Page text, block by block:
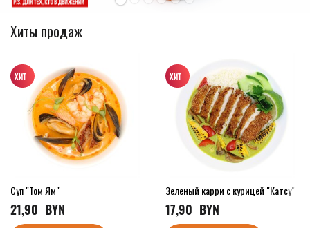
Хиты продаж
Суп "Том Ям"
21,90
  BYN
Зеленый карри с курицей "Катсу"
17,90
  BYN